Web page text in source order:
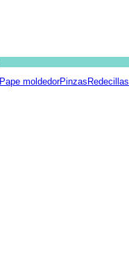
Pape moldedorPinzas Redecillas